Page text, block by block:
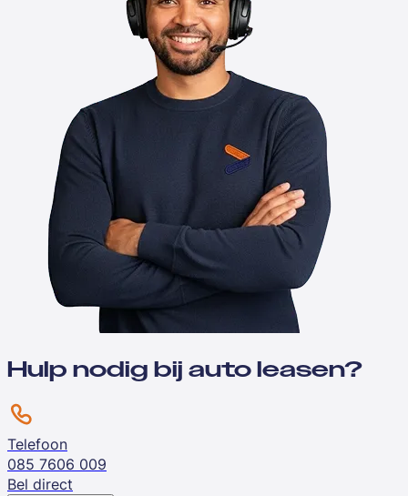
Hulp nodig bij auto leasen?
Telefoon
085 7606 009
Bel direct